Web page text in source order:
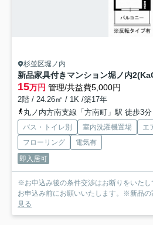
杉並区堀ノ内
新品家具付きマンション堀ノ内
15万円 管理/共益費5,000円
2階 / 24.26㎡ / 1K /築17年
丸ノ内方南支線「方南町」駅 徒歩3分
バス・トイレ別 室内洗濯機置場 エ
フローリング
電気有
即入居可
※お申込み後の条件交渉はお断りをいた
お申込み前にお願いいたします。※新品の
見る